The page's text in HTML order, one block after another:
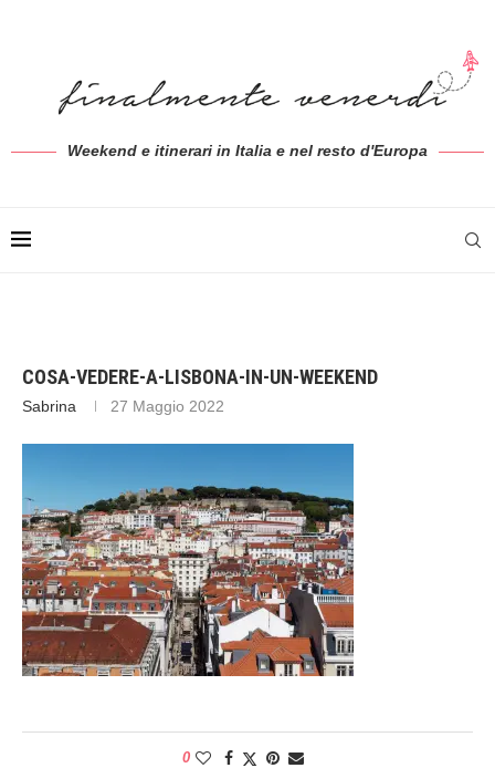
Weekend e itinerari in Italia e nel resto d'Europa
COSA-VEDERE-A-LISBONA-IN-UN-WEEKEND
Sabrina 27 Maggio 2022
0